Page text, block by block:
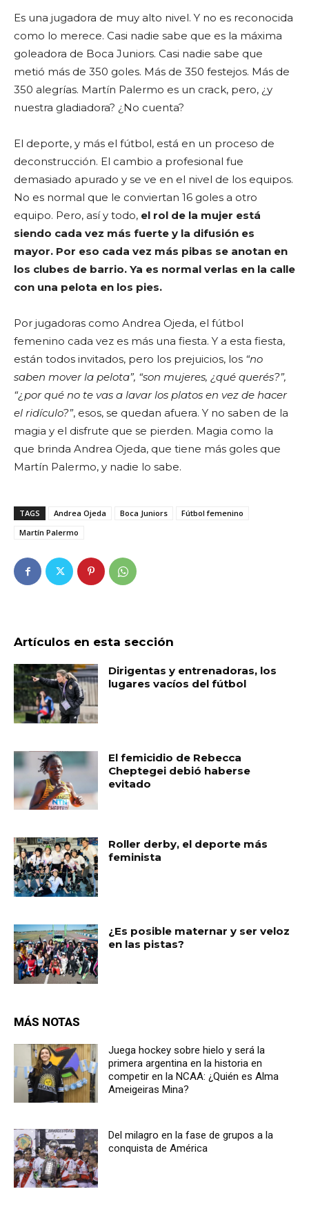
Es una jugadora de muy alto nivel. Y no es reconocida
como lo merece. Casi nadie sabe que es la máxima
goleadora de Boca Juniors. Casi nadie sabe que
metió más de 350 goles. Más de 350 festejos. Más de
350 alegrías. Martín Palermo es un crack, pero, ¿y
nuestra gladiadora? ¿No cuenta?
El deporte, y más el fútbol, está en un proceso de
deconstrucción. El cambio a profesional fue
demasiado apurado y se ve en el nivel de los equipos.
No es normal que le conviertan 16 goles a otro
equipo. Pero, así y todo, el rol de la mujer está
siendo cada vez más fuerte y la difusión es
mayor. Por eso cada vez más pibas se anotan en
los clubes de barrio. Ya es normal verlas en la calle
con una pelota en los pies.
Por jugadoras como Andrea Ojeda, el fútbol
femenino cada vez es más una fiesta. Y a esta fiesta,
están todos invitados, pero los prejuicios, los “no
saben mover la pelota”, “son mujeres, ¿qué querés?”,
“¿por qué no te vas a lavar los platos en vez de hacer
el ridículo?”, esos, se quedan afuera. Y no saben de la
magia y el disfrute que se pierden. Magia como la
que brinda Andrea Ojeda, que tiene más goles que
Martín Palermo, y nadie lo sabe.
TAGS Andrea Ojeda Boca Juniors
Fútbol femenino
Martín Palermo
Artículos en esta sección
Dirigentas y entrenadoras, los
lugares vacíos del fútbol
El femicidio de Rebecca
Cheptegei debió haberse
evitado
Roller derby, el deporte más
feminista
¿Es posible maternar y ser veloz
en las pistas?
MÁS NOTAS
Juega hockey sobre hielo y será la
primera argentina en la historia en
competir en la NCAA: ¿Quién es Alma
Ameigeiras Mina?
Del milagro en la fase de grupos a la
conquista de América